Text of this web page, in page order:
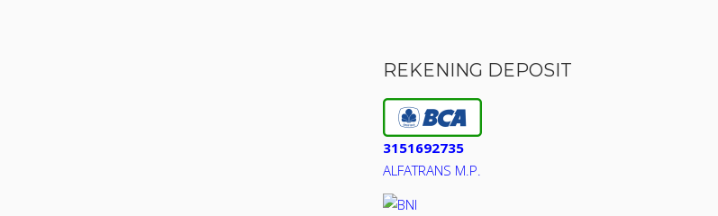
REKENING DEPOSIT
3151692735
ALFATRANS M.P.